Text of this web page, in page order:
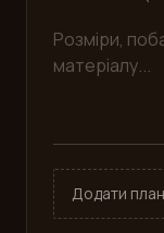
Додати